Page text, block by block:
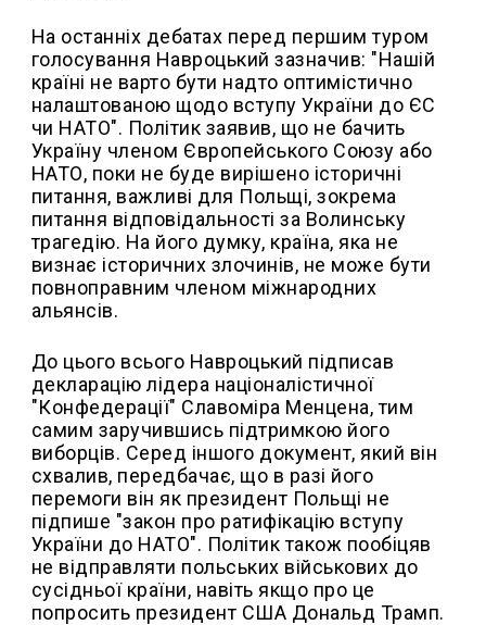
На останніх дебатах перед першим туром
голосування Навроцький зазначив: "Нашій
країні не варто бути надто оптимістично
налаштованою щодо вступу України до ЄС
чи НАТО". Політик заявив, що не бачить
Україну членом Європейського Союзу або
НАТО, поки не буде вирішено історичні
питання, важливі для Польщі, зокрема
питання відповідальності за Волинську
трагедію. На його думку, країна, яка не
визнає історичних злочинів, не може бути
повноправним членом міжнародних
альянсів.
До цього всього Навроцький підписав
декларацію лідера націоналістичної
"Конфедерації" Славоміра Менцена, тим
самим заручившись підтримкою його
виборців. Серед іншого документ, який він
схвалив, передбачає, що в разі його
перемоги він як президент Польщі не
підпише "закон про ратифікацію вступу
України до НАТО". Політик також пообіцяв
не відправляти польських військових до
сусідньої країни, навіть якщо про це
попросить президент США Дональд Трамп.